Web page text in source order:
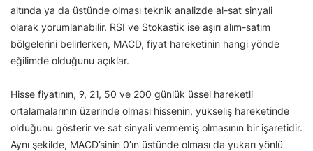
altında ya da üstünde olması teknik analizde al-sat sinyali
olarak yorumlanabilir. RSI ve Stokastik ise aşırı alım-satım
bölgelerini belirlerken, MACD, fiyat hareketinin hangi yönde
eğilimde olduğunu açıklar.
Hisse fiyatının, 9, 21, 50 ve 200 günlük üssel hareketli
ortalamalarının üzerinde olması hissenin, yükseliş hareketinde
olduğunu gösterir ve sat sinyali vermemiş olmasının bir işaretidir.
Aynı şekilde, MACD’sinin 0’ın üstünde olması da yukarı yönlü